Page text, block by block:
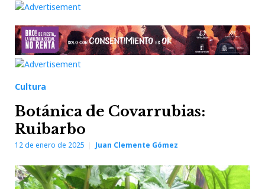
Cultura
Botánica de Covarrubias:
Ruibarbo
12 de enero de 2025 Juan Clemente Gómez